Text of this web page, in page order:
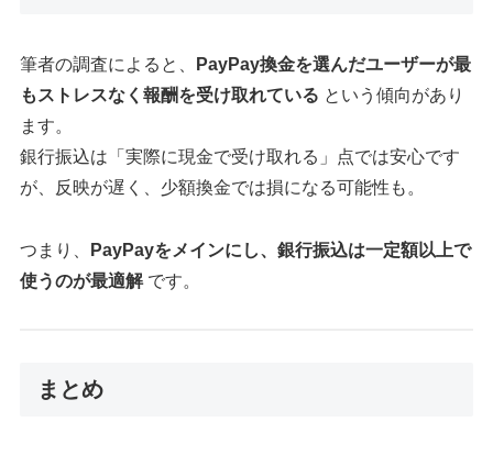
筆者の調査によると、
PayPay換金を選んだユーザーが最
もストレスなく報酬を受け取れている という傾向があり
ます。
銀行振込は「実際に現金で受け取れる」点では安心です
が、反映が遅く、少額換金では損になる可能性も。
つまり、
PayPayをメインにし、銀行振込は一定額以上で
使うのが最適解です。
まとめ